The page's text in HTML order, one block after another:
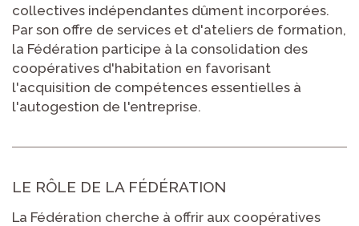
collectives indépendantes dûment incorporées.
Par son offre de services et d'ateliers de formation,
la Fédération participe à la consolidation des
coopératives d'habitation en favorisant
l'acquisition de compétences essentielles à
l'autogestion de l'entreprise.
LE RÔLE DE LA FÉDÉRATION
La Fédération cherche à offrir aux coopératives